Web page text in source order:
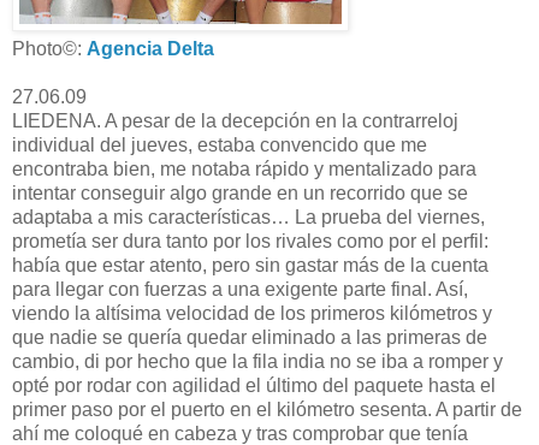
Photo©: Agencia Delta
27.06.09
LIEDENA. A pesar de la decepción en la contrarreloj
individual del jueves, estaba convencido que me
encontraba bien, me notaba rápido y mentalizado para
intentar conseguir algo grande en un recorrido que se
adaptaba a mis características… La prueba del viernes,
prometía ser dura tanto por los rivales como por el perfil:
había que estar atento, pero sin gastar más de la cuenta
para llegar con fuerzas a una exigente parte final. Así,
viendo la altísima velocidad de los primeros kilómetros y
que nadie se quería quedar eliminado a las primeras de
cambio, di por hecho que la fila india no se iba a romper y
opté por rodar con agilidad el último del paquete hasta el
primer paso por el puerto en el kilómetro sesenta. A partir de
ahí me coloqué en cabeza y tras comprobar que tenía